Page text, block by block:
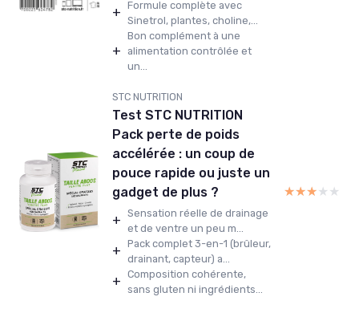
+ Formule complète avec
Sinetrol, plantes, choline,...
+
Bon complément à une
alimentation contrôlée et
un...
STC NUTRITION
Test STC NUTRITION
Pack perte de poids
accélérée : un coup de
pouce rapide ou juste un
gadget de plus ?
+ Sensation réelle de drainage
et de ventre un peu m...
+ Pack complet 3-en-1 (brûleur,
drainant, capteur) a...
+ Composition cohérente,
sans gluten ni ingrédients...
★★★★★
★★★★★